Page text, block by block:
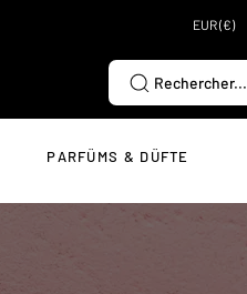
EUR (€)
Rechercher...
PARFÜMS & DÜFTE